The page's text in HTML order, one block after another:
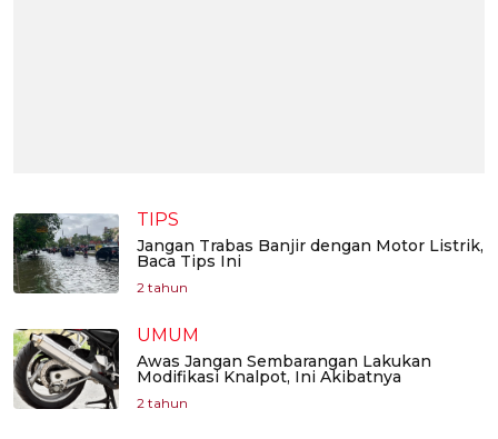
TIPS
Jangan Trabas Banjir dengan Motor Listrik,
Baca Tips Ini
2 tahun
UMUM
Awas Jangan Sembarangan Lakukan
Modifikasi Knalpot, Ini Akibatnya
2 tahun